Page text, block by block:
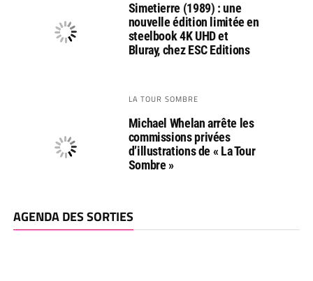
Simetierre (1989) : une
nouvelle édition limitée en
steelbook 4K UHD et
Bluray, chez ESC Editions
LA TOUR SOMBRE
Michael Whelan arrête les
commissions privées
d’illustrations de « La Tour
Sombre »
AGENDA DES SORTIES